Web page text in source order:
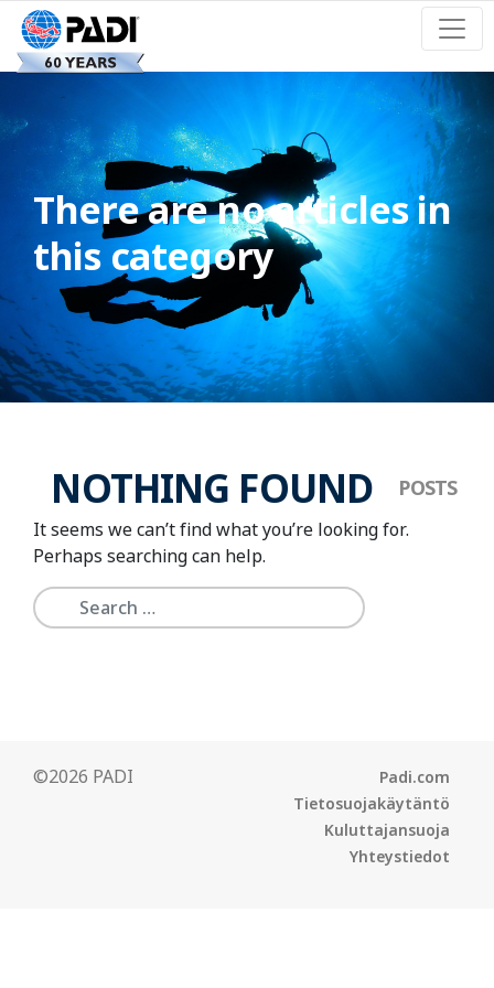
There are no articles in
this category
NOTHING FOUND
It seems we can’t find what you’re looking for.
Perhaps searching can help.
©2026 PADI
Padi.com
Tietosuojakäytäntö
Kuluttajansuoja
Yhteystiedot